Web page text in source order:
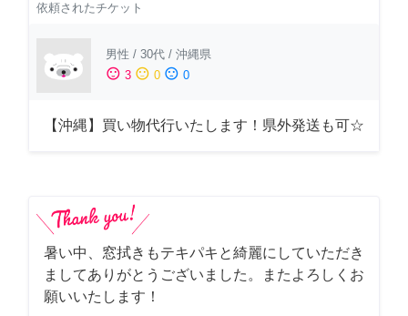
依頼されたチケット
男性 / 30代 / 沖縄県
sentiment_satisfied 3 sentiment_neutral 0 sentiment_dissatisfied 0
【沖縄】買い物代行いたします！県外発送も可☆
暑い中、窓拭きもテキパキと綺麗にしていただき
ましてありがとうございました。またよろしくお
願いいたします！